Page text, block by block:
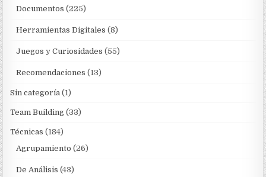
Documentos (225)
Herramientas Digitales (8)
Juegos y Curiosidades (55)
Recomendaciones (13)
Sin categoría (1)
Team Building (33)
Técnicas (184)
Agrupamiento (26)
De Análisis (43)